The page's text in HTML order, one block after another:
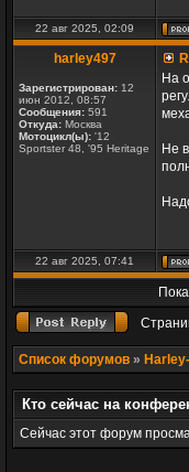
22 авг 2025, 02:09
harley497
Зарегистрирован: 12
июн 2012, 08:57
Сообщения: 591
Откуда: Москва
Мотоцикл(ы): '12
Sportster 48, '95 Heritage
На
Не
22 авг 2025, 07:41
Список форумов »
Кто сейчас на
Сейчас этот форум